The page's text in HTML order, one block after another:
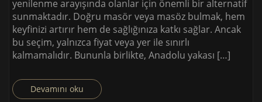
yenilenme arayışında olanlar için önemli bir alternatif
sunmaktadır. Doğru masör veya masöz bulmak, hem
keyfinizi artırır hem de sağlığınıza katkı sağlar. Ancak
bu seçim, yalnızca fiyat veya yer ile sınırlı
kalmamalıdır. Bununla birlikte, Anadolu yakası […]
Devamını oku